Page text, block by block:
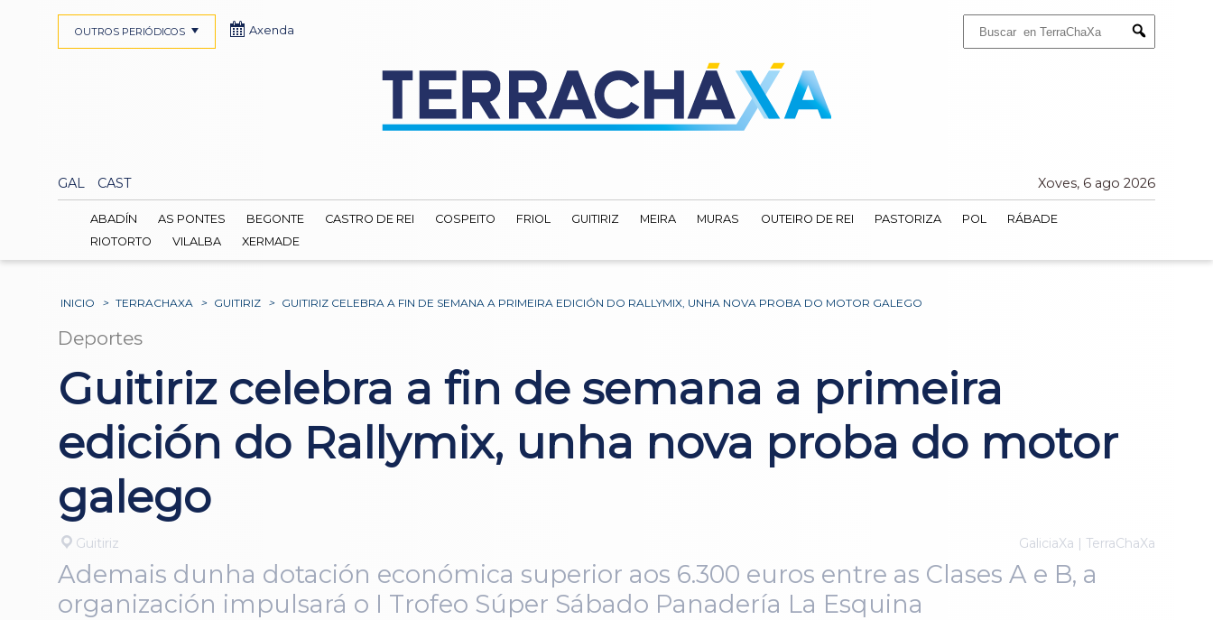
Submit
GAL CAST Xoves, 6 ago 2026
OUTROS PERIÓDICOS Axenda
ABADÍN AS PONTES BEGONTE CASTRO DE REI COSPEITO FRIOL GUITIRIZ MEIRA MURAS OUTEIRO DE REI PASTORIZA POL
RÁBADE
RIOTORTO
VILALBA XERMADE
INICIO > TERRACHAXA > GUITIRIZ > GUITIRIZ CELEBRA A FIN DE SEMANA A PRIMEIRA EDICIÓN DO RALLYMIX, UNHA NOVA PROBA DO MOTOR GALEGO
Deportes
Guitiriz celebra a fin de semana a primeira
edición do Rallymix, unha nova proba do motor
galego
Guitiriz GaliciaXa | TerraChaXa
Ademais dunha dotación económica superior aos 6.300 euros entre as Clases A e B, a
organización impulsará o I Trofeo Súper Sábado Panadería La Esquina